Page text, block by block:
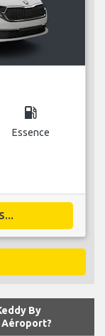
local_gas_station
Essence
By
Aéroport?